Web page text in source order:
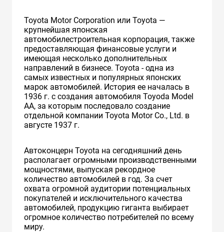
Toyota Motor Corporation или Toyota —
крупнейшая японская
автомобилестроительная корпорация, также
предоставляющая финансовые услуги и
имеющая несколько дополнительных
направлений в бизнесе. Toyota - одна из
самых известных и популярных японских
марок автомобилей. История ее началась в
1936 г. с создания автомобиля Toyoda Model
AA, за которым последовало создание
отдельной компании Toyota Motor Co., Ltd. в
августе 1937 г.
Автоконцерн Toyota на сегодняшний день
располагает огромными производственными
мощностями, выпуская рекордное
количество автомобилей в год. За счет
охвата огромной аудитории потенциальных
покупателей и исключительного качества
автомобилей, продукцию гиганта выбирает
огромное количество потребителей по всему
миру.